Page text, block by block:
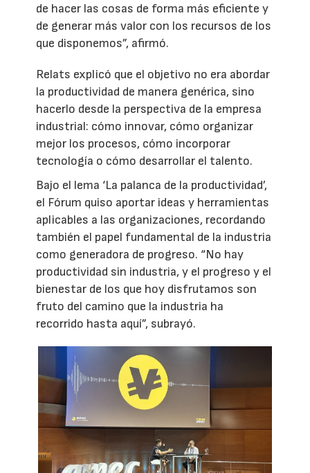
de hacer las cosas de forma más eficiente y
de generar más valor con los recursos de los
que disponemos”, afirmó.
Relats explicó que el objetivo no era abordar
la productividad de manera genérica, sino
hacerlo desde la perspectiva de la empresa
industrial: cómo innovar, cómo organizar
mejor los procesos, cómo incorporar
tecnología o cómo desarrollar el talento.
Bajo el lema ‘La palanca de la productividad’,
el Fórum quiso aportar ideas y herramientas
aplicables a las organizaciones, recordando
también el papel fundamental de la industria
como generadora de progreso. “No hay
productividad sin industria, y el progreso y el
bienestar de los que hoy disfrutamos son
fruto del camino que la industria ha
recorrido hasta aquí”, subrayó.